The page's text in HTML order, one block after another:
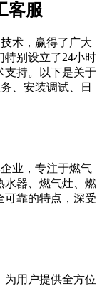
客服
术，赢得了广大
特别设立了24小时
支持。以下是关于
、安装调试、日
业，专注于燃气
水器、燃气灶、燃
可靠的特点，深受
为用户提供全方位